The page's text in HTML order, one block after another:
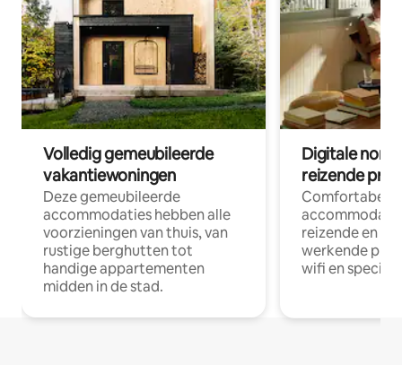
Volledig gemeubileerde
vakantiewoningen
Deze gemeubileerde
accommodaties hebben alle
voorzieningen van thuis, van
rustige berghutten tot
handige appartementen
midden in de stad.
Digitale
reizende
Comfortabele
reizende en
werkende
wifi en